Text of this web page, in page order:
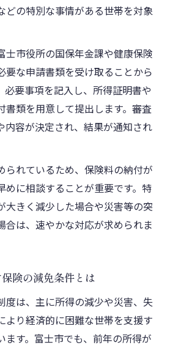
どの特別な事情がある世帯を対象
士市役所の国保年金課や健康保険
要な申請書類を受け取ることから
必要事項を記入し、所得証明書や
書類を用意して提出します。審査
内容が決定され、結果が通知され
られているため、保険料の納付が
めに相談することが重要です。特
大きく減少した場合や災害等の突
合は、速やかな対応が求められま
険の減免条件とは
度は、主に所得の減少や災害、失
より経済的に困難な世帯を支援す
ます。富士市でも、前年の所得が